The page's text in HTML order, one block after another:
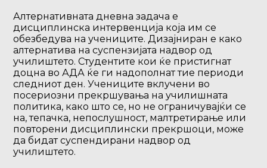
Алтернативната дневна задача е
дисциплинска интервенција која им се
обезбедува на учениците. Дизајниран е како
алтернатива на суспензијата надвор од
училиштето. Студентите кои ќе пристигнат
доцна во АДА ќе ги надополнат тие периоди
следниот ден. Учениците вклучени во
посериозни прекршувања на училишната
политика, како што се, но не ограничувајќи се
на, тепачка, непослушност, малтретирање или
повторени дисциплински прекршоци, може
да бидат суспендирани надвор од
училиштето.